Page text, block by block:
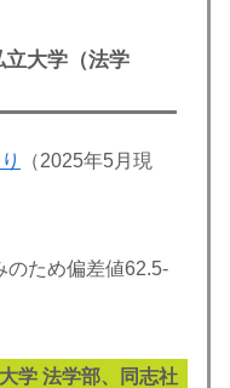
立大学（法学
（2025年5月現
のため偏差値62.5-
学 法学部、同志社